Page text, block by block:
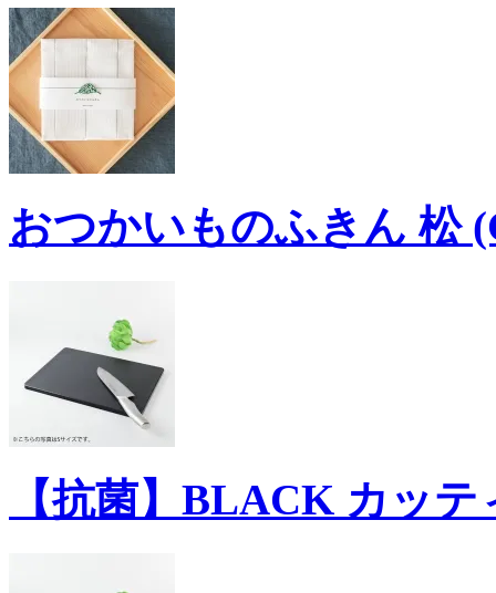
おつかいものふきん 松
【抗菌】BLACK カッ